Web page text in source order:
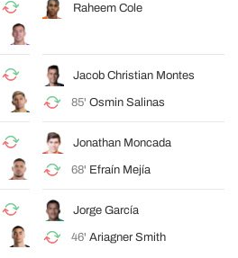
Raheem Cole
Jacob Christian Montes
85' Osmin Salinas
Jonathan Moncada
68' Efraín Mejía
Jorge García
46' Ariagner Smith